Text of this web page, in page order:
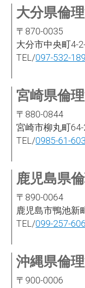
大分県倫
〒870-0035
大分市中央町4-
TEL/097-532-
宮崎県倫
〒880-0844
宮崎市柳丸町64-
TEL/0985-61-
鹿児島県
〒890-0064
鹿児島市鴨池新
TEL/099-257-
沖縄県倫
〒900-0006